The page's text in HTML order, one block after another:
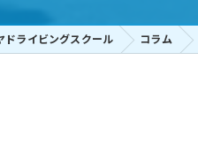
ドライビングスクール コラム